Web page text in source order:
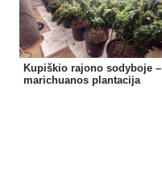
Kupiškio rajono sodyboje –
marichuanos plantacija